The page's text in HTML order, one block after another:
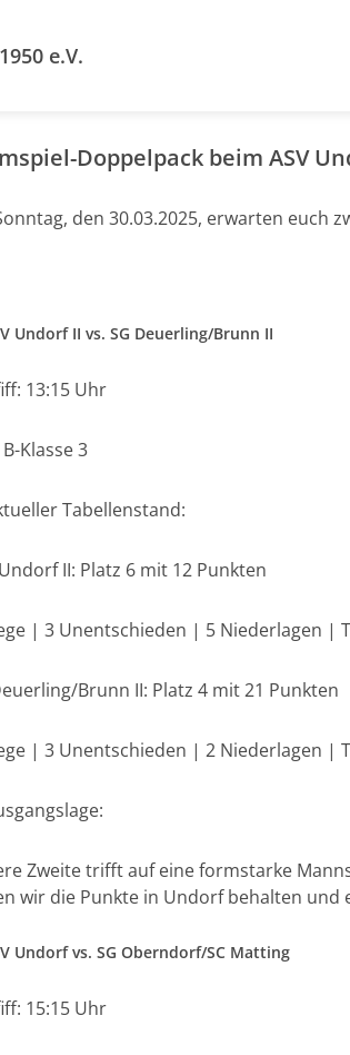
e.V.
Doppelpack beim ASV
den 30.03.2025, erwarten euch
Undorf II vs. SG Deuerling/Brunn II
13:15 Uhr
Klasse 3
Tabellenstand:
II: Platz 6 mit 12 Punkten
| 3 Unentschieden | 5 Niederlagen |
Brunn II: Platz 4 mit 21 Punkten
| 3 Unentschieden | 2 Niederlagen |
Zweite trifft auf eine formstarke
wir die Punkte in Undorf behalten und
Undorf vs. SG Oberndorf/SC Matting
15:15 Uhr